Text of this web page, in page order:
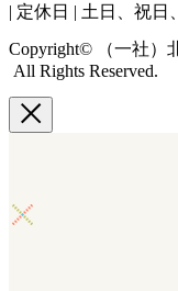
| 定休日 | 土日、祝日
Copyright© （一社）
All Rights Reserved.